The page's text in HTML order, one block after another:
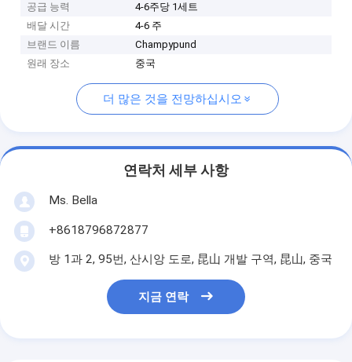
공급 능력
4-6주당 1세트
배달 시간
4-6 주
브랜드 이름
Champypund
원래 장소
중국
더 많은 것을 전망하십시오
연락처 세부 사항
Ms. Bella
+8618796872877
방 1과 2, 95번, 산시앙 도로, 昆山 개발 구역, 昆山, 중국
지금 연락